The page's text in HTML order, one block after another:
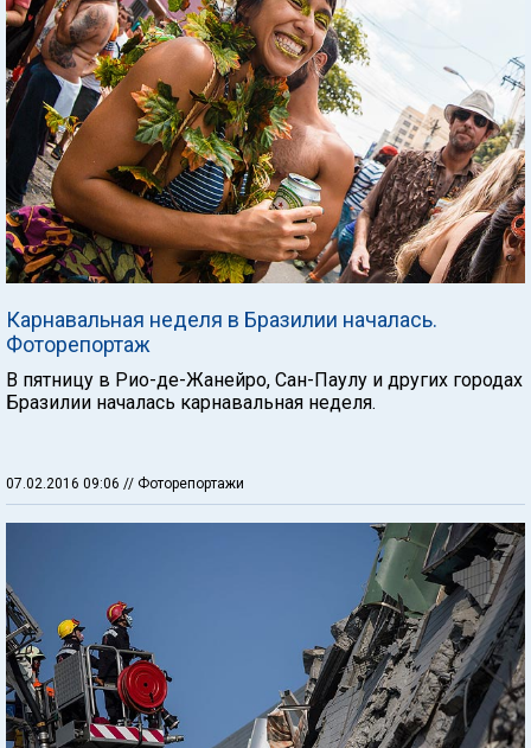
Карнавальная неделя в Бразилии началась.
Фоторепортаж
В пятницу в Рио-де-Жанейро, Сан-Паулу и других городах
Бразилии началась карнавальная неделя.
07.02.2016 09:06 // Фоторепортажи